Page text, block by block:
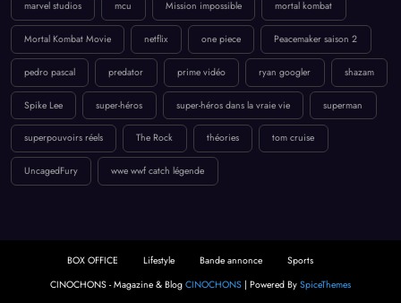
marvel studios mcu Mission impossible mortal kombat
Mortal Kombat Movie netflix one piece Peacemaker saison 2
pedro pascal predator prime vidéo ryan googler shazam
Spike Lee super-héros super-héros dans la vraie vie superman
superpouvoirs réels The Rock théories tom cruise
UncagedFury wwe wwf catch légende
BOX OFFICE Lifestyle Bande annonce
Sports
CINOCHONS - Magazine & Blog CINOCHONS | Powered By SpiceThemes